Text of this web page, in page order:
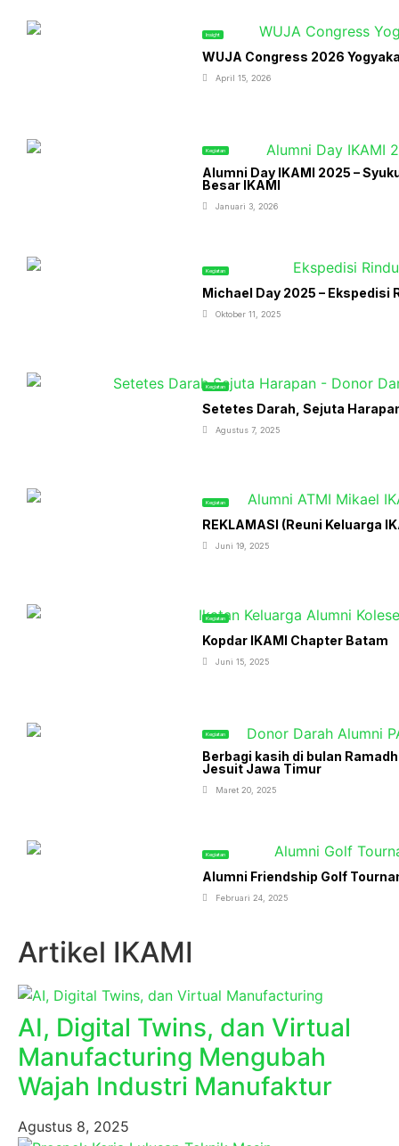
Insight
WUJA Congress 2026
April 15, 2026
Kegiatan
Alumni Day IKAMI 2025 –
Besar IKAMI
Januari 3, 2026
Kegiatan
Michael Day 2025 – Ekspedisi
Oktober 11, 2025
Kegiatan
Setetes Darah, Sejuta
Agustus 7, 2025
Kegiatan
REKLAMASI (Reuni Keluarga
Juni 19, 2025
Kegiatan
Kopdar IKAMI Chapter Batam
Juni 15, 2025
Kegiatan
Berbagi kasih di bulan
Jesuit Jawa Timur
Maret 20, 2025
Kegiatan
Alumni Friendship Golf
Februari 24, 2025
Artikel IKAMI
AI, Digital Twins, dan Virtual
Manufacturing Mengubah
Wajah Industri Manufaktur
Agustus 8, 2025